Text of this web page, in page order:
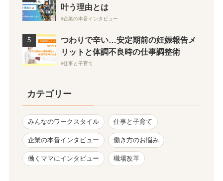
叶う理由とは
企業の本音インタビュー
つわりで辛い…安定期前の妊娠報告メ
リットと体調不良時の仕事調整術
仕事と子育て
カテゴリー
みんなのワークスタイル 仕事と子育て
企業の本音インタビュー 働き方のお悩み
働くママにインタビュー 職場改革